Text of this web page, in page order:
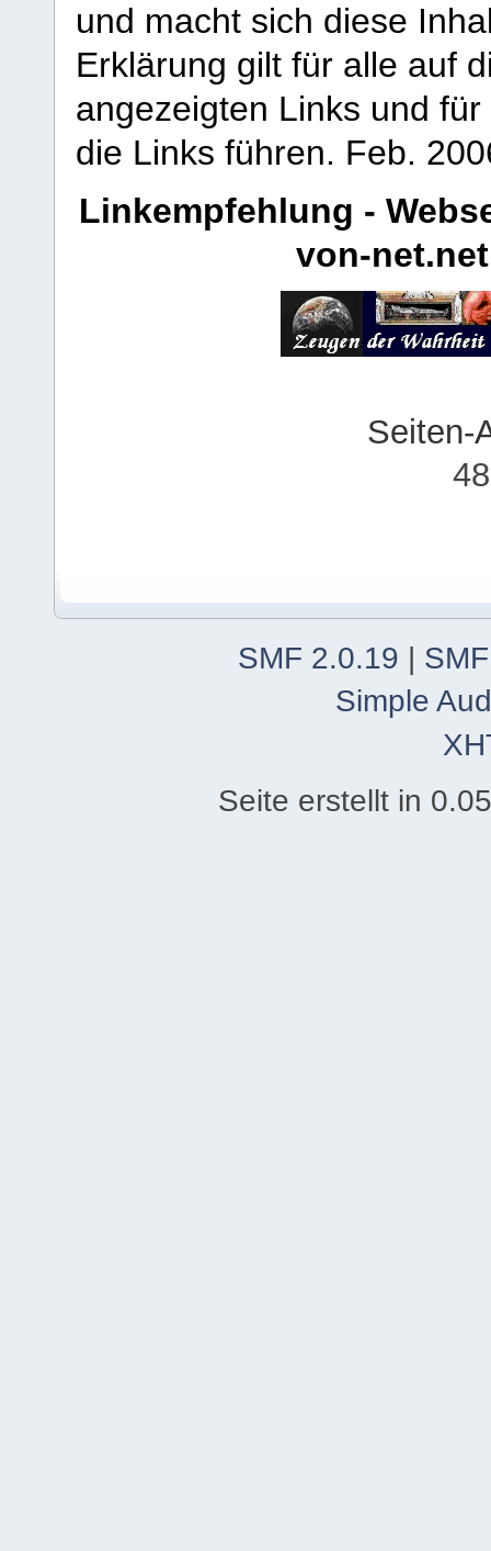
und macht sich diese
Erklärung gilt für alle auf
angezeigten Links und
die Links führen. Feb.
Linkempfehlung -
von-net.net
Seiten-
SMF 2.0.19 |
Simple
Seite erstellt in